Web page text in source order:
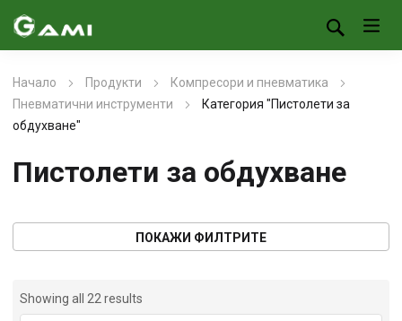
Начало Продукти
Компресори и пневматика
Пневматични инструменти
Категория "Пистолети за
обдухване"
Пистолети за обдухване
ПОКАЖИ ФИЛТРИТЕ
Showing all 22 results